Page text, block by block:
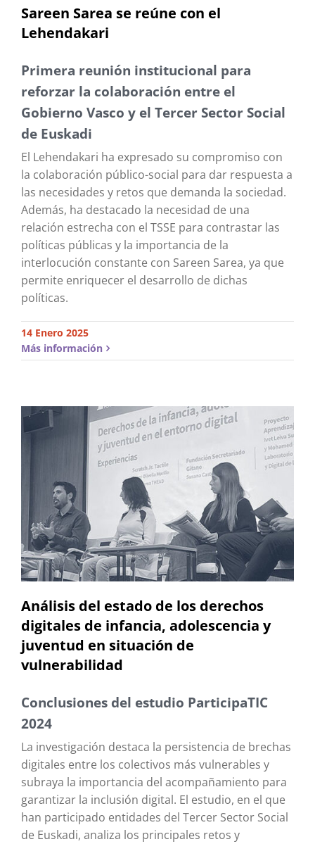
Sareen Sarea se reúne con el
Lehendakari
Primera reunión institucional para
reforzar la colaboración entre el
Gobierno Vasco y el Tercer Sector Social
de Euskadi
El Lehendakari ha expresado su compromiso con
la colaboración público-social para dar respuesta a
las necesidades y retos que demanda la sociedad.
Además, ha destacado la necesidad de una
relación estrecha con el TSSE para contrastar las
políticas públicas y la importancia de la
interlocución constante con Sareen Sarea, ya que
permite enriquecer el desarrollo de dichas
políticas.
14 Enero 2025
Más información
Análisis del estado de los derechos
digitales de infancia, adolescencia y
juventud en situación de
vulnerabilidad
Conclusiones del estudio ParticipaTIC
2024
La investigación destaca la persistencia de brechas
digitales entre los colectivos más vulnerables y
subraya la importancia del acompañamiento para
garantizar la inclusión digital. El estudio, en el que
han participado entidades del Tercer Sector Social
de Euskadi, analiza los principales retos y